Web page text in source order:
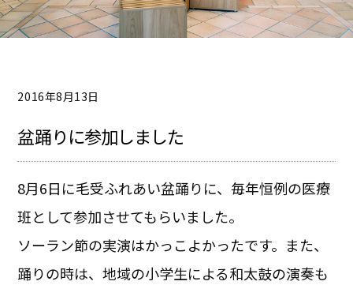
2016年8月13日
盆踊りに参加しました
8月6日に毛受ふれあい盆踊りに、毎年恒例の医療
班として参加させてもらいました。
ソーラン節の実演はかっこよかったです。また、
踊りの時は、地域の小学生による和太鼓の演奏も